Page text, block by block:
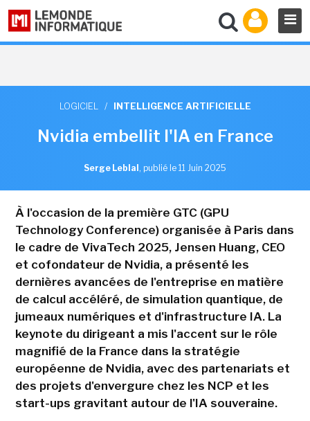
LOGICIEL / INTELLIGENCE ARTIFICIELLE
Nvidia embellit l'IA en France
Serge Leblal , publié le 11 Juin 2025
À l'occasion de la première GTC (GPU
Technology Conference) organisée à Paris dans
le cadre de VivaTech 2025, Jensen Huang, CEO
et cofondateur de Nvidia, a présenté les
dernières avancées de l'entreprise en matière
de calcul accéléré, de simulation quantique, de
jumeaux numériques et d'infrastructure IA. La
keynote du dirigeant a mis l'accent sur le rôle
magnifié de la France dans la stratégie
européenne de Nvidia, avec des partenariats et
des projets d'envergure chez les NCP et les
start-ups gravitant autour de l'IA souveraine.